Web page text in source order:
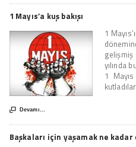
1 Mayıs’a kuş bakışı
1
yılında
1
 Devamı...
Başkaları için yaşamak ne kadar